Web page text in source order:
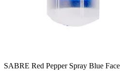
SABRE Red Pepper Spray Blue Face